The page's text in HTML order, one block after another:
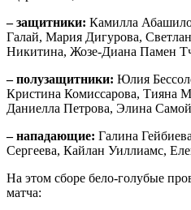
– защитники: Камилла
Галай, Мария Дигурова,
Никитина, Жозе-Диана Памен
– полузащитники: Юлия
Кристина Комиссарова, Тияна
Даниелла Петрова, Элина
– нападающие: Галина
Сергеева, Кайлан Уиллиамс,
На этом сборе бело-голубые
матча: